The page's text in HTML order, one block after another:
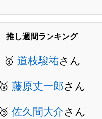
推し週間ランキング
🥇 道枝駿祐さん
🥈 藤原丈一郎さん
🥉 佐久間大介さん